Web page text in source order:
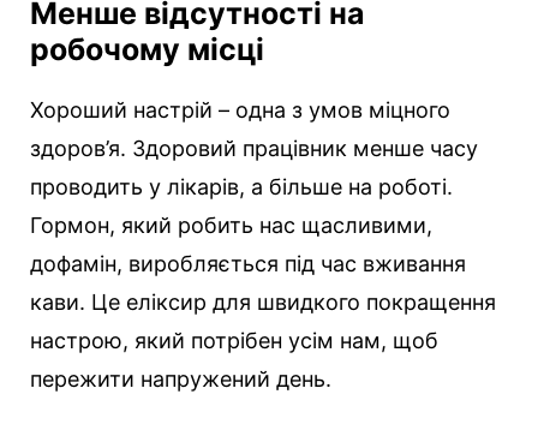
Менше відсутності на
робочому місці
Хороший настрій – одна з умов міцного
здоров’я. Здоровий працівник менше часу
проводить у лікарів, а більше на роботі.
Гормон, який робить нас щасливими,
дофамін, виробляється під час вживання
кави. Це еліксир для швидкого покращення
настрою, який потрібен усім нам, щоб
пережити напружений день.